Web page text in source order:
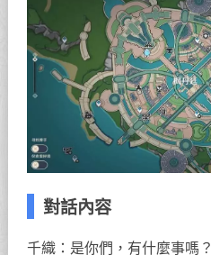
對話內容
千織：是你們，有什麼事嗎？